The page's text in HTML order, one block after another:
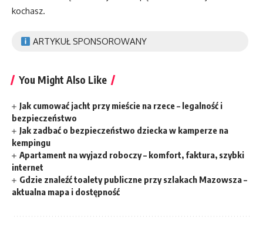
kochasz.
ARTYKUŁ SPONSOROWANY
You Might Also Like
Jak cumować jacht przy mieście na rzece – legalność i
bezpieczeństwo
Jak zadbać o bezpieczeństwo dziecka w kamperze na
kempingu
Apartament na wyjazd roboczy – komfort, faktura, szybki
internet
Gdzie znaleźć toalety publiczne przy szlakach Mazowsza –
aktualna mapa i dostępność